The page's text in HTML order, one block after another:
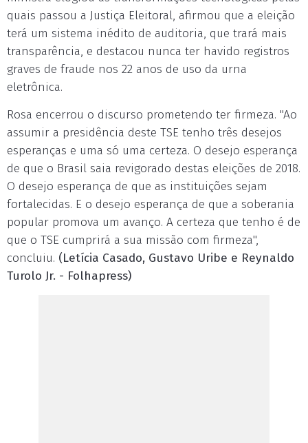
quais passou a Justiça Eleitoral, afirmou que a eleição
terá um sistema inédito de auditoria, que trará mais
transparência, e destacou nunca ter havido registros
graves de fraude nos 22 anos de uso da urna
eletrônica.
Rosa encerrou o discurso prometendo ter firmeza. "Ao
assumir a presidência deste TSE tenho três desejos
esperanças e uma só uma certeza. O desejo esperança
de que o Brasil saia revigorado destas eleições de 2018.
O desejo esperança de que as instituições sejam
fortalecidas. E o desejo esperança de que a soberania
popular promova um avanço. A certeza que tenho é de
que o TSE cumprirá a sua missão com firmeza",
concluiu. (Letícia Casado, Gustavo Uribe e Reynaldo
Turolo Jr. - Folhapress)